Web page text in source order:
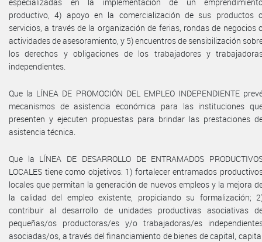
productivo, 4) apoyo en la comercialización de sus productos
servicios, a través de la organización de ferias, rondas de negocios
actividades de asesoramiento, y 5) encuentros de sensibilización
los derechos y obligaciones de los trabajadores y
independientes.
Que la LÍNEA DE PROMOCIÓN DEL EMPLEO INDEPENDIENTE
mecanismos de asistencia económica para las instituciones
presenten y ejecuten propuestas para brindar las prestaciones
asistencia técnica.
Que la LÍNEA DE DESARROLLO DE ENTRAMADOS
LOCALES tiene como objetivos: 1) fortalecer entramados
locales que permitan la generación de nuevos empleos y la mejora
la calidad del empleo existente, propiciando su formalización;
contribuir al desarrollo de unidades productivas asociativas
pequeñas/os productoras/es y/o trabajadoras/es
asociadas/os, a través del financiamiento de bienes de capital,